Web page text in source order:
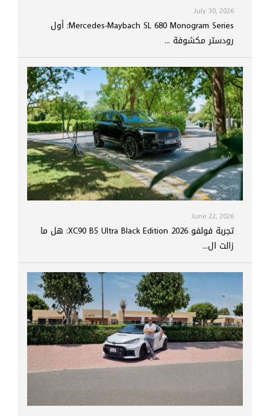
July 30, 2026
Mercedes-Maybach SL 680 Monogram Series: أول
رودستر مكشوفة ...
June 22, 2026
تجربة فولفو XC90 B5 Ultra Black Edition 2026: هل ما
زالت ال...